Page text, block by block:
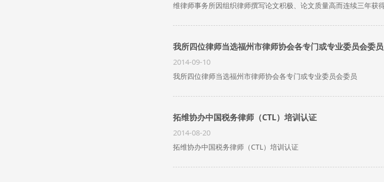
维律师事务所因组织律师撰写论文积极、论文质量高而连续三年获
我所四位律师当选福州市律师协会各专门或专业委员会委员
2014-09-10
我所四位律师当选福州市律师协会各专门或专业委员会委员
拓维协办中国税务律师（CTL）培训认证
2014-08-20
拓维协办中国税务律师（CTL）培训认证